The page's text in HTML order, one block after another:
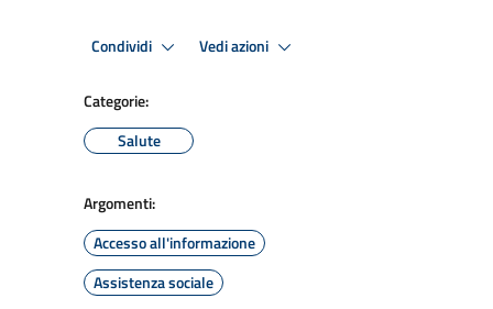
Condividi Vedi azioni
Categorie:
Salute
Argomenti:
Accesso all'informazione
Assistenza sociale